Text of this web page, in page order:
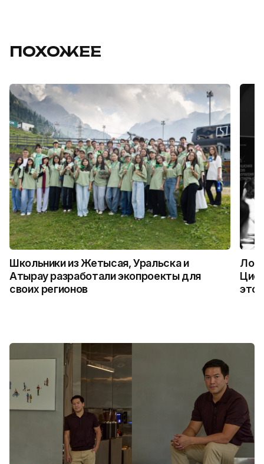
ПОХОЖЕЕ
Школьники из Жетысая, Уральска и
Атырау разработали экопроекты для
своих регионов
это